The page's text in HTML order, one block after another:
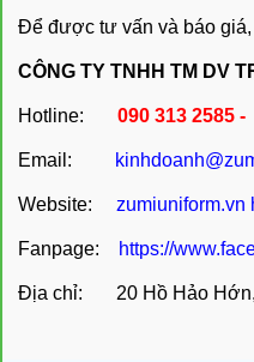
Để được tư vấn và báo
CÔNG TY TNHH TM DV
Hotline: 090 313 2585
Email:
Website: zumiuniform.vn
Fanpage: https://
Địa chỉ: 20 Hồ Hảo Hớn,